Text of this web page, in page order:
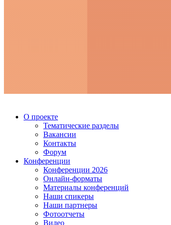
О проекте
Тематические разделы
Вакансии
Контакты
Форум
Конференции
Конференции 2026
Онлайн-форматы
Материалы конференций
Наши спикеры
Наши партнеры
Фотоотчеты
Видео